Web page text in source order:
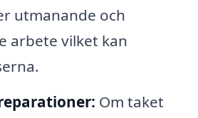
utmanande och
arbete vilket kan
Om taket